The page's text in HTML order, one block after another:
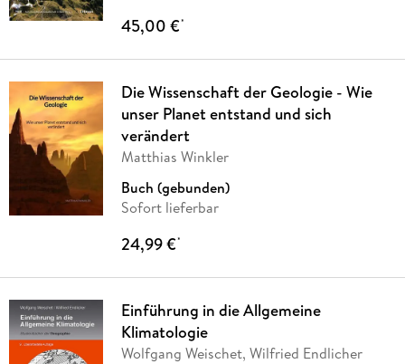
45,00 €*
Die Wissenschaft der Geologie - Wie
unser Planet entstand und sich
verändert
Matthias Winkler
Buch (gebunden)
Sofort lieferbar
24,99 €*
Einführung in die Allgemeine
Klimatologie
Wolfgang Weischet, Wilfried Endlicher